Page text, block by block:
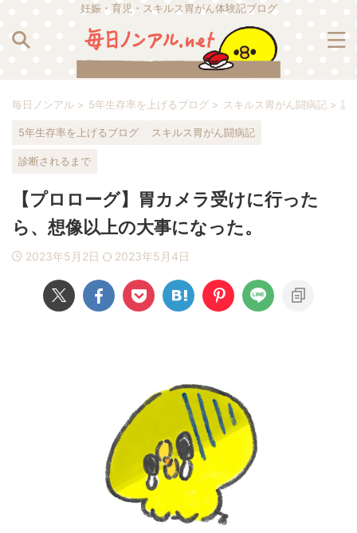
妊娠・育児・スキルス胃がん体験記ブログ
毎日ノンアル > 5年生存率を上げるブログ > スキルス胃がん闘病記 > 診
5年生存率を上げるブログ スキルス胃がん闘病記
診断されるまで
【プロローグ】胃カメラ受けに行った
ら、想像以上の大事になった。
2023年5月2日 2023年5月4日